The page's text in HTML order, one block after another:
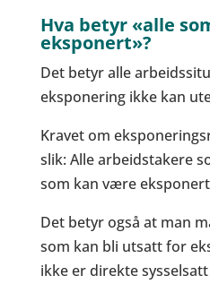
Hva betyr «alle
eksponert»?
Det betyr alle
eksponering ikke kan
Kravet om
slik: Alle arbeidstakere
som kan være
Det betyr også at man
som kan bli utsatt for
ikke er direkte